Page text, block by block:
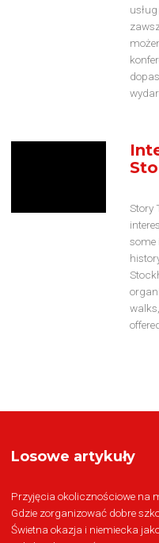
Story
some
Losowe artykuły
Przyjęcia okolicznościowe na
Gdzie zorganizować dobre
Świetna okazja i niemiecka